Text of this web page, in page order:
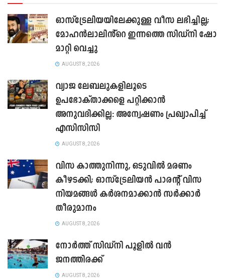
ഓസ്‌ട്രേലിയയിലേക്കുള്ള വീസ ലഭിച്ചില്ല;
മോഹൻലാലിൻ്റെ ഇന്നത്തെ സിഡ്നി ഷോ
മാറ്റി വെച്ചു
AUGUST 8, 2026
വ്യാജ ലേബലുകളിലൂടെ
ഉപഭോക്താക്കളെ പറ്റിക്കാൻ
അനുവദിക്കില്ല: അന്വേഷണം പ്രഖ്യാപിച്ച്
എസിസിസി
AUGUST 8, 2026
വിസ കാത്തുനിന്നു, ഒടുവിൽ മരണം
കീഴടക്കി; ഓസ്‌ട്രേലിയൻ പാരന്റ് വിസ
നിയമങ്ങൾ കർശനമാക്കാൻ സർക്കാർ
തീരുമാനം
AUGUST 8, 2026
നോർത്ത് സിഡ്നി പൂളിൽ വൻ
ജനത്തിരക്ക്
AUGUST 8, 2026